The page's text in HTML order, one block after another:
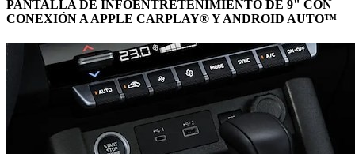
PANTALLA DE INFOENTRETENIMIENTO DE 9" CON
CONEXIÓN A APPLE CARPLAY® Y ANDROID AUTO™